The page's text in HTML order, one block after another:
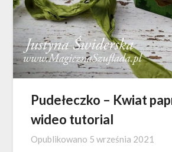
Pudełeczko – Kwiat
wideo tutorial
Opublikowano 5 września 2021